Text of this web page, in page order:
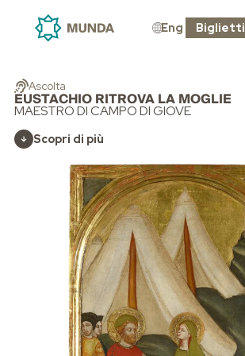
Eng Biglietti
Ascolta
EUSTACHIO RITROVA LA MOGLIE
MAESTRO DI CAMPO DI GIOVE
Scopri di più